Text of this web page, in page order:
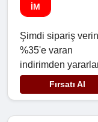
IM
Şimdi sipariş
%35'e varan
indirimden
Fırsatı Al